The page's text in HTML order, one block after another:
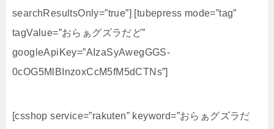
searchResultsOnly=”true”] [tubepress mode=”tag”
tagValue=”おらぁグズラだど”
googleApiKey=”AIzaSyAwegGGS-
0cOG5MlBInzoxCcM5fM5dCTNs”]
[csshop service=”rakuten” keyword=”おらぁグズラだ